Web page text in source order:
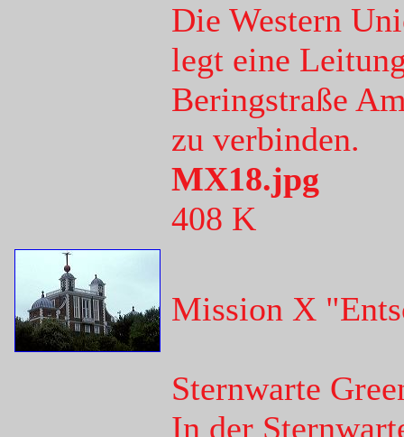
Die Western
legt eine
Beringstraße
zu verbinden.
MX18.jpg
408 K
Mission X
Sternwarte
In der